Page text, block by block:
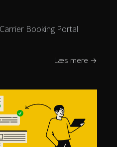
Booking Portal
Læs mere →